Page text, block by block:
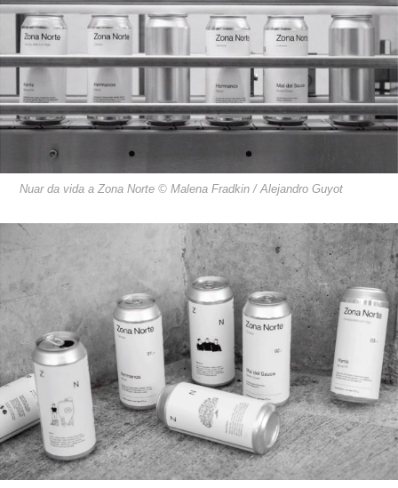
Nuar da vida a Zona Norte © Malena Fradkin / Alejandro Guyot